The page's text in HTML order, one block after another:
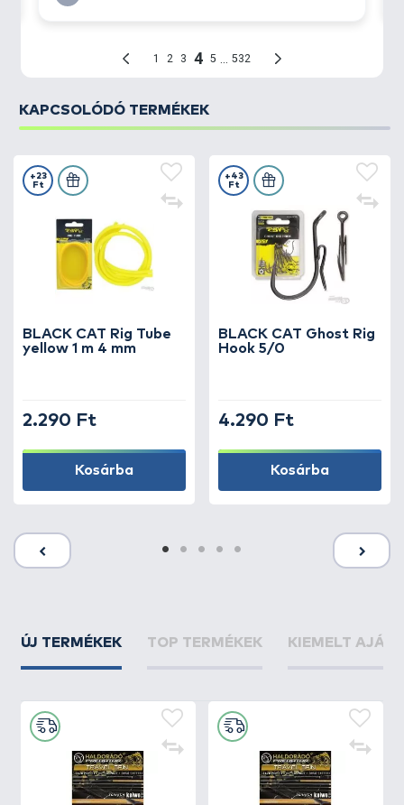
KAPCSOLÓDÓ TERMÉKEK
BLACK CAT Rig Tube
yellow 1 m 4 mm
+23
Ft
2.290 Ft
Kosárba
BLACK CAT Ghost Rig
Hook 5/0
+43
Ft
4.290 Ft
Kosárba
ÚJ TERMÉKEK TOP TERMÉKEK KIEMELT